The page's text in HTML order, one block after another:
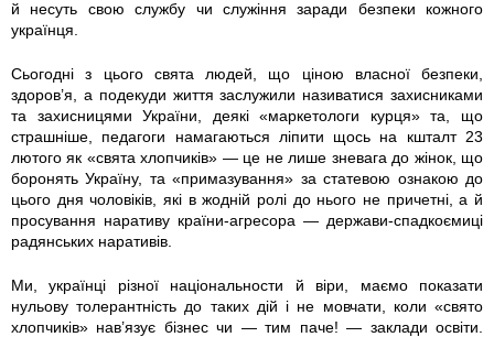
8
7
9
.
j
g
й несуть свою службу чи служіння заради безпеки кожного
українця.
Сьогодні з цього свята людей, що ціною власної безпеки,
здоров’я, а подекуди життя заслужили називатися захисниками
та захисницями України, деякі «маркетологи курця» та, що
страшніше, педагоги намагаються ліпити щось на кшталт 23
лютого як «свята хлопчиків» — це не лише зневага до жінок, що
боронять Україну, та «примазування» за статевою ознакою до
цього дня чоловіків, які в жодній ролі до нього не причетні, а й
просування наративу країни-агресора — держави-спадкоємиці
радянських наративів.
Ми, українці різної національности й віри, маємо показати
нульову толерантність до таких дій і не мовчати, коли «свято
хлопчиків» нав’язує бізнес чи — тим паче! — заклади освіти.